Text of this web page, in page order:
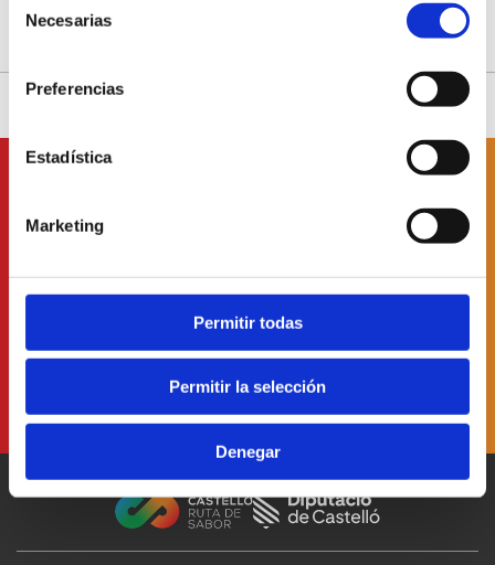
Necesarias
Preferencias
Estadística
Marketing
Permitir todas
Permitir la selección
Denegar
nuestro boletín